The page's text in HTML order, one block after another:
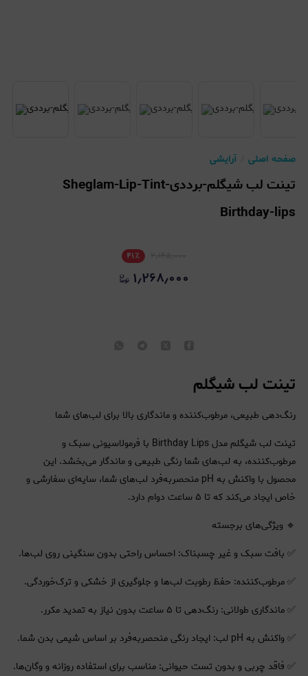
صفحه اصلی آرایشی
تینت لب شیگلم-برددیSheglam-Lip-Tint-
Birthday-lips
۴۱٪
۱٫۲۶۸٫۰۰۰
تینت لب شیگلم
رنگ‌دهی طبیعی، مرطوب‌کننده و ماندگاری بالا برای لب‌های شما
تینت لب شیگلم مدل Birthday Lips با فرمولاسیونی سبک و
مرطوب‌کننده، به لب‌های شما رنگی طبیعی و ماندگار می‌بخشد. این
محصول با واکنش به pH منحصربه‌فرد لب‌های شما، سایه‌ای سفارشی و
خاص ایجاد می‌کند که تا ۵ ساعت دوام دارد.
🔹 ویژگی‌های برجسته
✅ بافت سبک و غیر چسبناک: احساس راحتی بدون سنگینی روی لب‌ها.
✅ مرطوب‌کننده: حفظ رطوبت لب‌ها و جلوگیری از خشکی و ترک‌خوردگی.
✅ ماندگاری طولانی: رنگ‌دهی تا ۵ ساعت بدون نیاز به تمدید مکرر.
✅ واکنش به pH لب: ایجاد رنگی منحصربه‌فرد بر اساس شیمی بدن شما.
✅ فاقد چربی و بدون تست حیوانی: مناسب برای استفاده روزانه و وگان‌ها.